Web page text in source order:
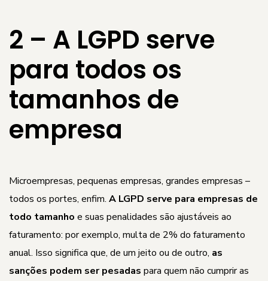
2 – A LGPD serve
para todos os
tamanhos de
empresa
Microempresas, pequenas empresas, grandes empresas –
todos os portes, enfim. A LGPD serve para empresas de
todo tamanho e suas penalidades são ajustáveis ao
faturamento: por exemplo, multa de 2% do faturamento
anual. Isso significa que, de um jeito ou de outro, as
sanções podem ser pesadas para quem não cumprir as